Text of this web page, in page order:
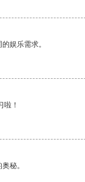
娱乐需求。
啦！
秘。